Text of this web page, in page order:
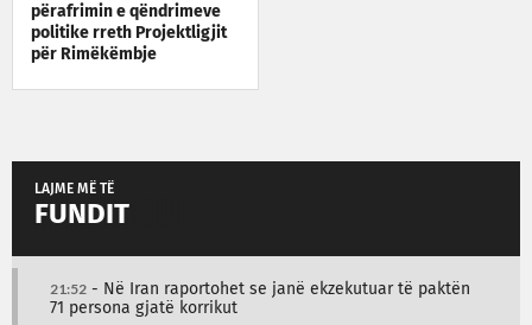
përafrimin e qëndrimeve
politike rreth Projektligjit
për Rimëkëmbje
LAJME MË TË
FUNDIT
21:52 - Në Iran raportohet se janë ekzekutuar të paktën
71 persona gjatë korrikut